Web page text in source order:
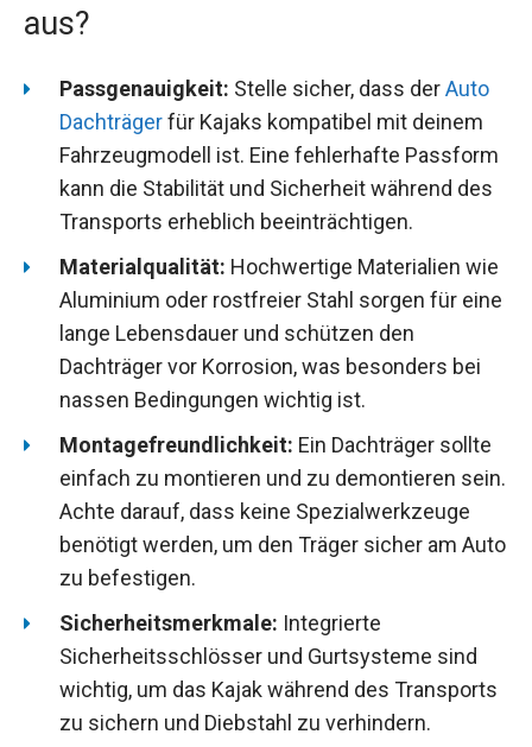
aus?
Passgenauigkeit: Stelle sicher, dass derAuto
Dachträgerfür Kajaks kompatibel mit deinem
Fahrzeugmodell ist. Eine fehlerhafte Passform
kann die Stabilität und Sicherheit während des
Transports erheblich beeinträchtigen.
Materialqualität: Hochwertige Materialien wie
Aluminium oder rostfreier Stahl sorgen für eine
lange Lebensdauer und schützen den
Dachträger vor Korrosion, was besonders bei
nassen Bedingungen wichtig ist.
Montagefreundlichkeit: Ein Dachträger sollte
einfach zu montieren und zu demontieren sein.
Achte darauf, dass keine Spezialwerkzeuge
benötigt werden, um den Träger sicher am Auto
zu befestigen.
Sicherheitsmerkmale: Integrierte
Sicherheitsschlösser und Gurtsysteme sind
wichtig, um das Kajak während des Transports
zu sichern und Diebstahl zu verhindern.